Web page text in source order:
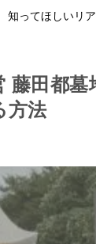
知ってほしいリ
藤田都
方法